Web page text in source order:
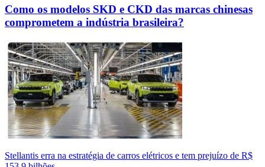
Como os modelos SKD e CKD das marcas chinesas
comprometem a indústria brasileira?
Stellantis erra na estratégia de carros elétricos e tem prejuízo de R$